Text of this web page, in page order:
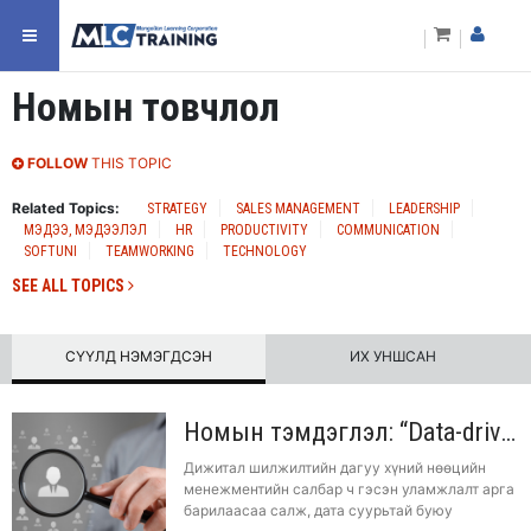
Номын товчлол
FOLLOW THIS TOPIC
Related Topics: STRATEGY SALES MANAGEMENT
LEADERSHIP
МЭДЭЭ, МЭДЭЭЛЭЛ
HR PRODUCTIVITY
COMMUNICATION
SOFTUNI
TEAMWORKING TECHNOLOGY
SEE ALL TOPICS
СҮҮЛД НЭМЭГДСЭН ИХ УНШСАН
Номын тэмдэглэл: “Data-driven HR”
Дижитал шилжилтийн дагуу хүний нөөцийн
менежментийн салбар ч гэсэн уламжлалт арга
барилаасаа салж, дата суурьтай буюу